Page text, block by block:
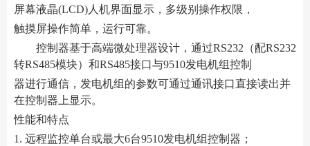
屏幕液晶(LCD)人机界面显示，多级别操作权限，
触摸屏操作简单，运行可靠。
控制器基于高端微处理器设计，通过RS232（配RS232
转RS485模块）和RS485接口与9510发电机组控制
器进行通信，发电机组的参数可通过通讯接口直接读出并
在控制器上显示。
性能和特点
1. 远程监控单台或最大6台9510发电机组控制器；